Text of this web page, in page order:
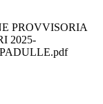
PROVVISORIA
2025-